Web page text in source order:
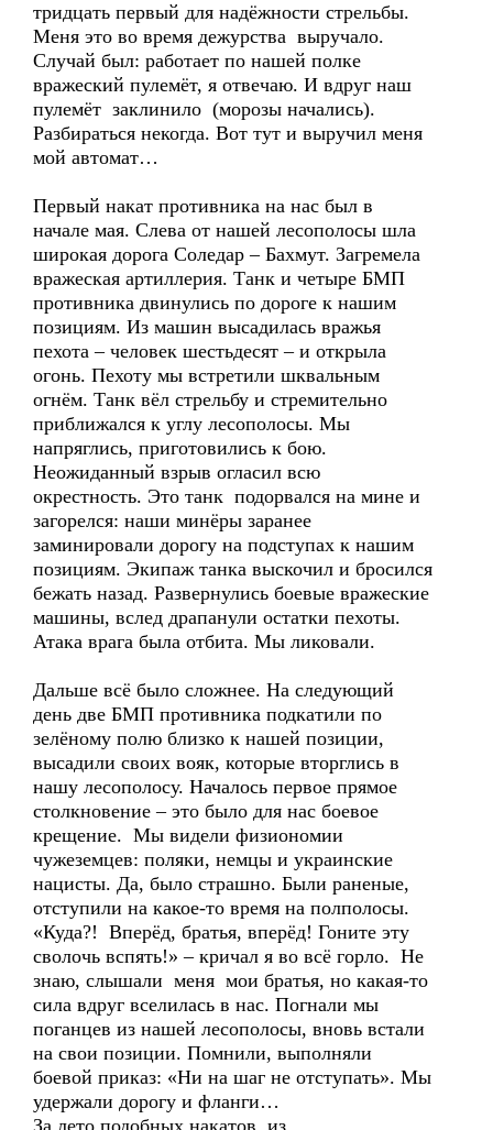
тридцать первый для надёжности стрельбы.
Меня это во время дежурства выручало.
Случай был: работает по нашей полке
вражеский пулемёт, я отвечаю. И вдруг наш
пулемёт заклинило (морозы начались).
Разбираться некогда. Вот тут и выручил меня
мой автомат…
Первый накат противника на нас был в
начале мая. Слева от нашей лесополосы шла
широкая дорога Соледар – Бахмут. Загремела
вражеская артиллерия. Танк и четыре БМП
противника двинулись по дороге к нашим
позициям. Из машин высадилась вражья
пехота – человек шестьдесят – и открыла
огонь. Пехоту мы встретили шквальным
огнём. Танк вёл стрельбу и стремительно
приближался к углу лесополосы. Мы
напряглись, приготовились к бою.
Неожиданный взрыв огласил всю
окрестность. Это танк подорвался на мине и
загорелся: наши минёры заранее
заминировали дорогу на подступах к нашим
позициям. Экипаж танка выскочил и бросился
бежать назад. Развернулись боевые вражеские
машины, вслед драпанули остатки пехоты.
Атака врага была отбита. Мы ликовали.
Дальше всё было сложнее. На следующий
день две БМП противника подкатили по
зелёному полю близко к нашей позиции,
высадили своих вояк, которые вторглись в
нашу лесополосу. Началось первое прямое
столкновение – это было для нас боевое
крещение. Мы видели физиономии
чужеземцев: поляки, немцы и украинские
нацисты. Да, было страшно. Были раненые,
отступили на какое-то время на полполосы.
«Куда?! Вперёд, братья, вперёд! Гоните эту
сволочь вспять!» – кричал я во всё горло. Не
знаю, слышали меня мои братья, но какая-то
сила вдруг вселилась в нас. Погнали мы
поганцев из нашей лесополосы, вновь встали
на свои позиции. Помнили, выполняли
боевой приказ: «Ни на шаг не отступать». Мы
удержали дорогу и фланги…
За лето подобных накатов из